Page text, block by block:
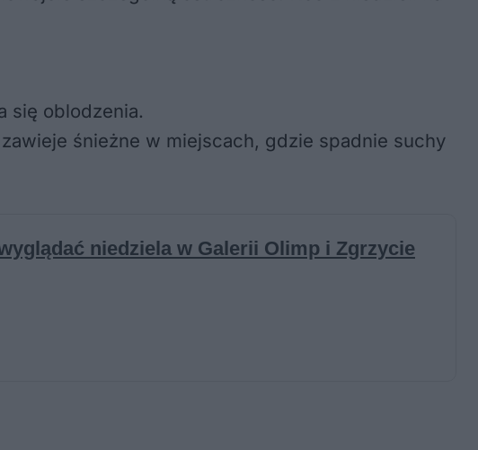
się oblodzenia.
śnieżne w miejscach, gdzie spadnie suchy